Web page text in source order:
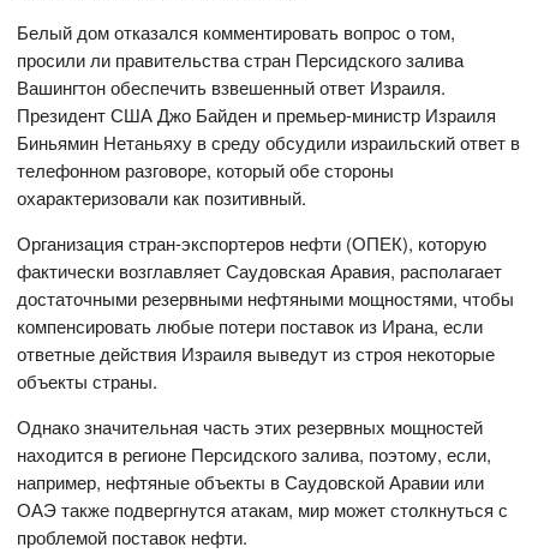
Белый дом отказался комментировать вопрос о том,
просили ли правительства стран Персидского залива
Вашингтон обеспечить взвешенный ответ Израиля.
Президент США Джо Байден и премьер-министр Израиля
Биньямин Нетаньяху в среду обсудили израильский ответ в
телефонном разговоре, который обе стороны
охарактеризовали как позитивный.
Организация стран-экспортеров нефти (ОПЕК), которую
фактически возглавляет Саудовская Аравия, располагает
достаточными резервными нефтяными мощностями, чтобы
компенсировать любые потери поставок из Ирана, если
ответные действия Израиля выведут из строя некоторые
объекты страны.
Однако значительная часть этих резервных мощностей
находится в регионе Персидского залива, поэтому, если,
например, нефтяные объекты в Саудовской Аравии или
ОАЭ также подвергнутся атакам, мир может столкнуться с
проблемой поставок нефти.